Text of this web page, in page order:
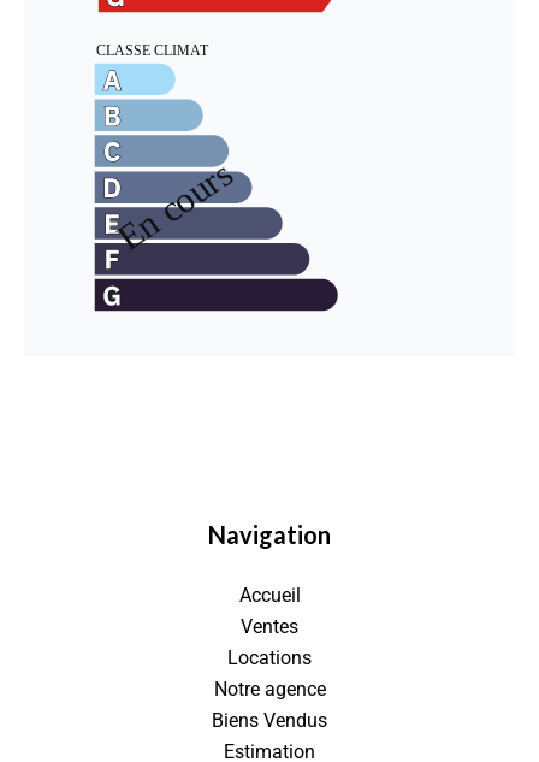
Navigation
Accueil
Ventes
Locations
Notre agence
Biens Vendus
Estimation